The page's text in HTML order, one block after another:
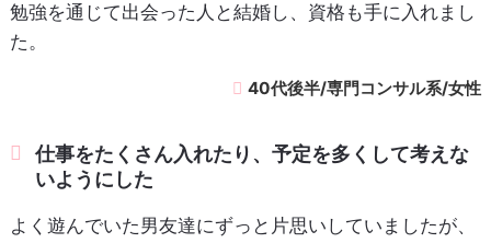
勉強を通じて出会った人と結婚し、資格も手に入れまし
た。
40代後半/専門コンサル系/女性
仕事をたくさん入れたり、予定を多くして考えな
いようにした
よく遊んでいた男友達にずっと片思いしていましたが、